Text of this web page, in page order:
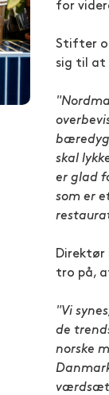
for
Stifter
sig til at
skal
er glad
som er
Direktør
tro på,
"Vi
de
norske